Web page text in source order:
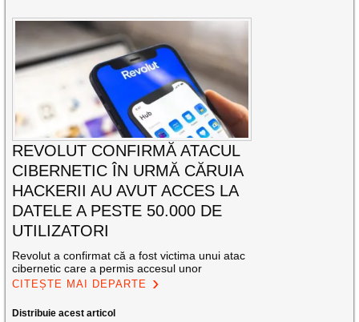
REVOLUT CONFIRMĂ ATACUL
CIBERNETIC ÎN URMĂ CĂRUIA
HACKERII AU AVUT ACCES LA
DATELE A PESTE 50.000 DE
UTILIZATORI
Revolut a confirmat că a fost victima unui atac
cibernetic care a permis accesul unor
CITEȘTE MAI DEPARTE
Distribuie acest articol